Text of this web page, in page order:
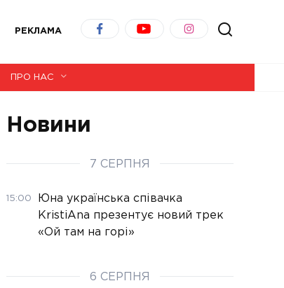
РЕКЛАМА
ПРО НАС
Новини
7 СЕРПНЯ
15:00
Юна українська співачка
KristiAna презентує новий трек
«Ой там на горі»
6 СЕРПНЯ